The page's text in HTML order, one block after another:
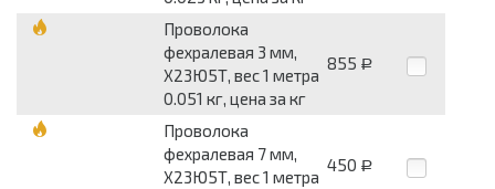
Проволока
фехралевая 3 мм,
Х23Ю5Т, вес 1 метра
0.051 кг, цена за кг
855 Р
Проволока
фехралевая 7 мм,
Х23Ю5Т, вес 1 метра
450 Р